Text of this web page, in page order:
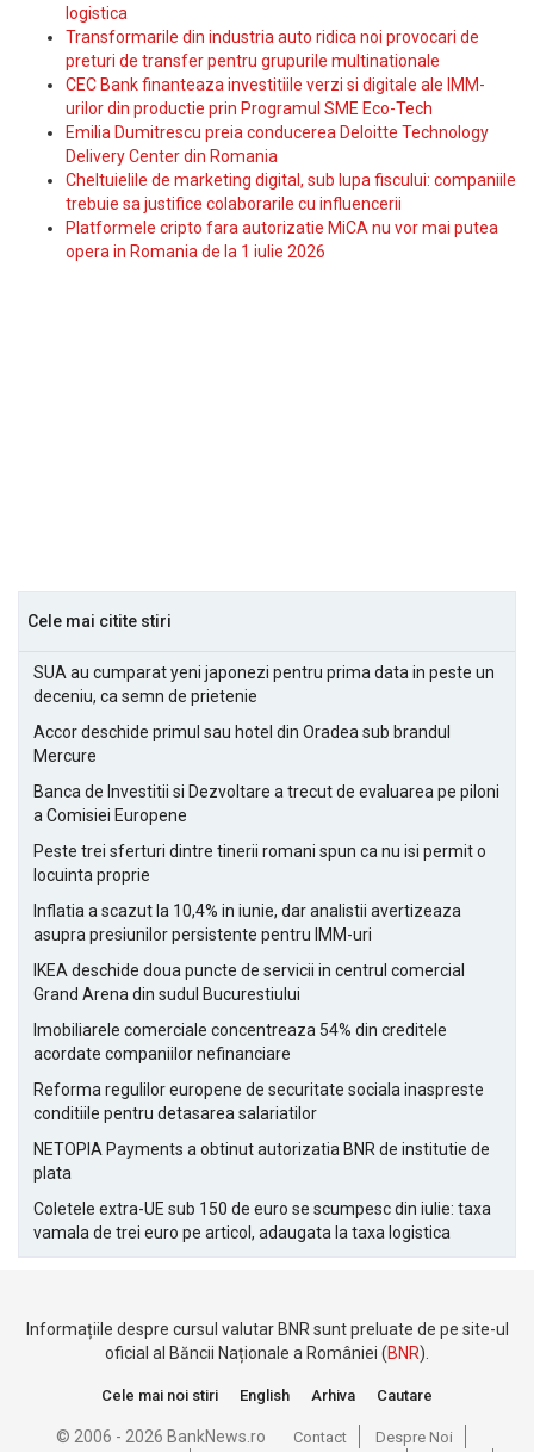
logistica
Transformarile din industria auto ridica noi provocari de
preturi de transfer pentru grupurile multinationale
CEC Bank finanteaza investitiile verzi si digitale ale IMM-
urilor din productie prin Programul SME Eco-Tech
Emilia Dumitrescu preia conducerea Deloitte Technology
Delivery Center din Romania
Cheltuielile de marketing digital, sub lupa fiscului: companiile
trebuie sa justifice colaborarile cu influencerii
Platformele cripto fara autorizatie MiCA nu vor mai putea
opera in Romania de la 1 iulie 2026
Cele mai citite stiri
SUA au cumparat yeni japonezi pentru prima data in peste un
deceniu, ca semn de prietenie
Accor deschide primul sau hotel din Oradea sub brandul
Mercure
Banca de Investitii si Dezvoltare a trecut de evaluarea pe piloni
a Comisiei Europene
Peste trei sferturi dintre tinerii romani spun ca nu isi permit o
locuinta proprie
Inflatia a scazut la 10,4% in iunie, dar analistii avertizeaza
asupra presiunilor persistente pentru IMM-uri
IKEA deschide doua puncte de servicii in centrul comercial
Grand Arena din sudul Bucurestiului
Imobiliarele comerciale concentreaza 54% din creditele
acordate companiilor nefinanciare
Reforma regulilor europene de securitate sociala inaspreste
conditiile pentru detasarea salariatilor
NETOPIA Payments a obtinut autorizatia BNR de institutie de
plata
Coletele extra-UE sub 150 de euro se scumpesc din iulie: taxa
vamala de trei euro pe articol, adaugata la taxa logistica
Informațiile despre cursul valutar BNR sunt preluate de pe site-ul
oficial al Băncii Naționale a României (BNR).
Cele mai noi stiri English Arhiva Cautare
© 2006 - 2026 BankNews.ro Contact Despre Noi